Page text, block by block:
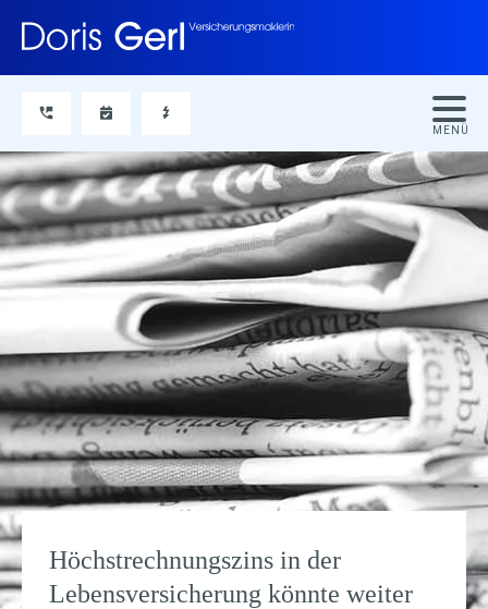
Höchstrechnungszins in der
Lebensversicherung könnte weiter